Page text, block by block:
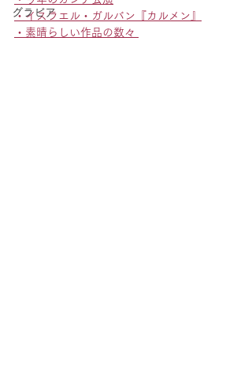
グラビア
・イスラエル・ガルバン『カルメン』
・素晴らしい作品の数々